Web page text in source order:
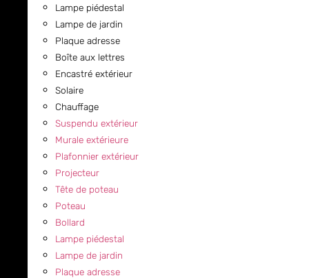
Lampe piédestal
Lampe de jardin
Plaque adresse
Boîte aux lettres
Encastré extérieur
Solaire
Chauffage
Suspendu extérieur
Murale extérieure
Plafonnier extérieur
Projecteur
Tête de poteau
Poteau
Bollard
Lampe piédestal
Lampe de jardin
Plaque adresse